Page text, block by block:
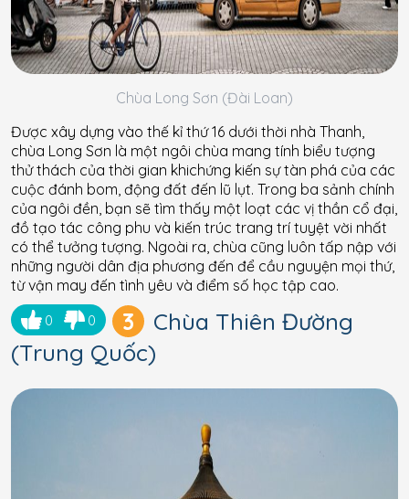
Chùa Long Sơn (Đài Loan)
Được xây dựng vào thế kỉ thứ 16 dưới thời nhà Thanh,
chùa Long Sơn là một ngôi chùa mang tính biểu tượng
thử thách của thời gian khichứng kiến ​​sự tàn phá của các
cuộc đánh bom, động đất đến lũ lụt. Trong ba sảnh chính
của ngôi đền, bạn sẽ tìm thấy một loạt các vị thần cổ đại,
đồ tạo tác công phu và kiến ​​trúc trang trí tuyệt vời nhất
có thể tưởng tượng. Ngoài ra, chùa cũng luôn tấp nập với
những người dân địa phương đến để cầu nguyện mọi thứ,
từ vận may đến tình yêu và điểm số học tập cao.
0 0 3
Chùa Thiên Đường
(Trung Quốc)